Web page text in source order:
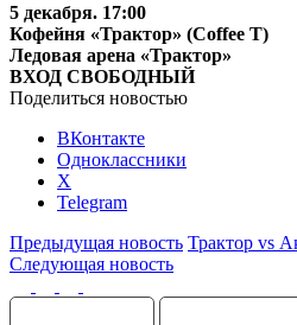
5 декабря. 17:00
Кофейня «Трактор» (Coffee T)
Ледовая арена «Трактор»
ВХОД СВОБОДНЫЙ
Поделиться новостью
ВКонтакте
Одноклассники
X
Telegram
Предыдущая новость Трактор vs
Следующая новость